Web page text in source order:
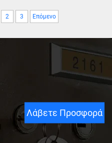
2 3 Επόμενο
Λάβετε Προσφορά